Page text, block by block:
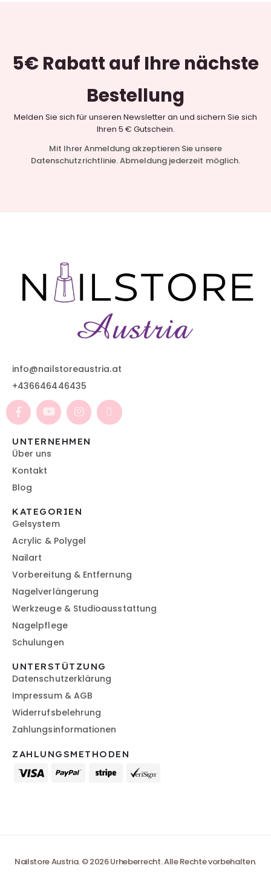
5€ Rabattauf Ihre nächste
Bestellung
Melden Sie sich für unseren Newsletter an und sichern Sie sich
Ihren 5 € Gutschein.
Mit Ihrer Anmeldung akzeptieren Sie unsere
Datenschutzrichtlinie. Abmeldung jederzeit möglich.
info@nailstoreaustria.at
+436646446435
UNTERNEHMEN
Über uns
Kontakt
Blog
KATEGORIEN
Gelsystem
Acrylic & Polygel
Nailart
Vorbereitung & Entfernung
Nagelverlängerung
Werkzeuge & Studioausstattung
Nagelpflege
Schulungen
UNTERSTÜTZUNG
Datenschutzerklärung
Impressum & AGB
Widerrufsbelehrung
Zahlungsinformationen
ZAHLUNGSMETHODEN
Nailstore Austria. © 2026 Urheberrecht. Alle Rechte vorbehalten.